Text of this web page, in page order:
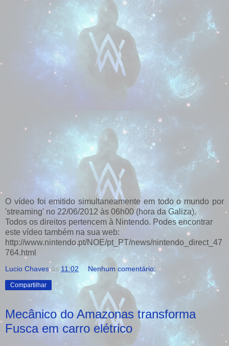
O vídeo foi emitido simultaneamente em todo o mundo por
'streaming' no 22/06/2012 às 06h00 (hora da Galiza).
Todos os direitos pertencem à Nintendo. Podes encontrar
este vídeo também na sua web:
http://www.nintendo.pt/NOE/pt_PT/news/nintendo_direct_47
764.html
Lucio Chaves às 11:02 Nenhum comentário:
Compartilhar
Mecânico do Amazonas transforma
Fusca em carro elétrico